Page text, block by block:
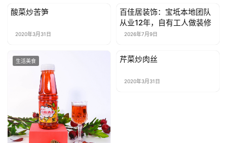
康
讯
我
们
生活美食
酸菜炒苦笋
2020年3月31日
生活美食
百佳居装饰：宝坻本地团队
从业12年，自有工人做装修
2026年7月9日
生活美食 生活美食
芹菜炒肉丝
2020年3月31日